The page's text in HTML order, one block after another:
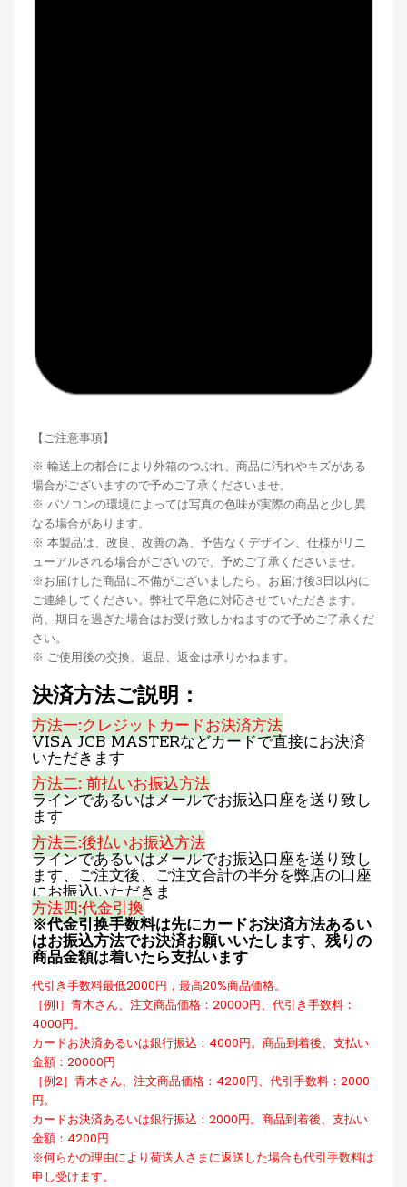
【ご注意事項】
※ 輸送上の都合により外箱のつぶれ、商品に汚れやキズがある
場合がございますので予めご了承くださいませ。
※ パソコンの環境によっては写真の色味が実際の商品と少し異
なる場合があります。
※ 本製品は、改良、改善の為、予告なくデザイン、仕様がリニ
ューアルされる場合がございので、予めご了承くださいませ。
※お届けした商品に不備がございましたら、お届け後3日以内に
ご連絡してください。弊社で早急に対応させていただきます。
尚、期日を過ぎた場合はお受け致しかねますので予めご了承くだ
さい。
※ ご使用後の交換、返品、返金は承りかねます。
決済方法ご説明：
方法一:クレジットカードお決済方法
VISA JCB MASTERなどカードで直接にお決済
いただきます
方法二: 前払いお振込方法
ラインであるいはメールでお振込口座を送り致し
ます
方法三:後払いお振込方法
ラインであるいはメールでお振込口座を送り致し
ます、ご注文後、ご注文合計の半分を弊店の口座
にお振込いただきま
方法四:代金引換
※代金引换手数料は先にカードお決済方法あるい
はお振込方法でお決済お願いいたします、残りの
商品金額は着いたら支払います
代引き手数料最低2000円，最高20%商品価格。
［例1］青木さん、注文商品価格：20000円、代引き手数料：
4000円。
カードお決済あるいは銀行振込：4000円。商品到着後、支払い
金額：20000円
［例2］青木さん、注文商品価格：4200円、代引手数料：2000
円。
カードお決済あるいは銀行振込：2000円。商品到着後、支払い
金額：4200円
※何らかの理由により荷送人さまに返送した場合も代引手数料は
申し受けます。